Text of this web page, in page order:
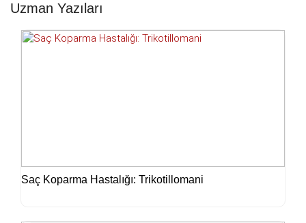
Uzman Yazıları
Saç Koparma Hastalığı: Trikotillomani